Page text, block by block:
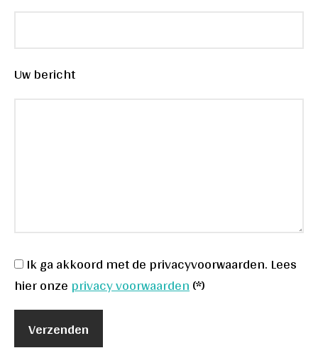
Uw bericht
Ik ga akkoord met de privacyvoorwaarden. Lees
hier onze privacy voorwaarden(*)